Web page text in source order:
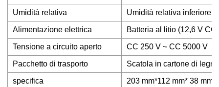
Umidità relativa Umidità relativa inferiore
Alimentazione elettrica Batteria al litio (12,6 V CC)
Tensione a circuito aperto CC 250 V ~ CC 5000 V
Pacchetto di trasporto Scatola in cartone di legno
specifica 203 mm*112 mm* 38 mm